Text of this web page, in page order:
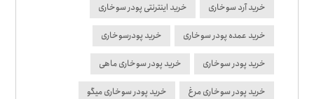
خرید آرد سوخاری خرید اینترنتی پودر سوخاری
خرید عمده پودر سوخاری خرید پودرسوخاری
خرید پودر سوخاری خرید پودر سوخاری ماهی
خرید پودر سوخاری مرغ خرید پودر سوخاری میگو